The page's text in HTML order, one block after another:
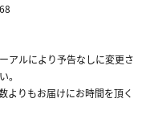
アルにより予告なしに変更さ
。
よりもお届けにお時間を頂く